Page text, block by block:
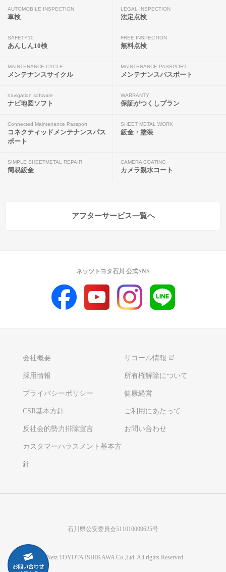
AUTOMOBILE INSPECTION
車検
LEGAL INSPECTION
法定点検
SAFETY10
あんしん10検
FREE INSPECTION
無料点検
MAINTENANCE CYCLE
メンテナンスサイクル
MAINTENANCE PASSPORT
メンテナンスパスポート
navigation software
ナビ地図ソフト
WARRANTY
保証がつくしプラン
Connected Maintenance Passport
コネクティッドメンテナンスパス
ポート
SHEET METAL WORK
鈑金・塗装
SIMPLE SHEETMETAL REPAIR
簡易鈑金
CAMERA COATING
カメラ親水コート
アフターサービス一覧へ
会社概要 リコール情報
採用情報 所有権解除について
プライバシーポリシー 健康経営
CSR基本方針 ご利用にあたって
反社会的勢力排除宣言 お問い合わせ
カスタマーハラスメント基本方
針
ネッツトヨタ石川 公式SNS
石川県公安委員会511010009625号
©Netz TOYOTA ISHIKAWA Co.,Ltd. All rights Reserved.